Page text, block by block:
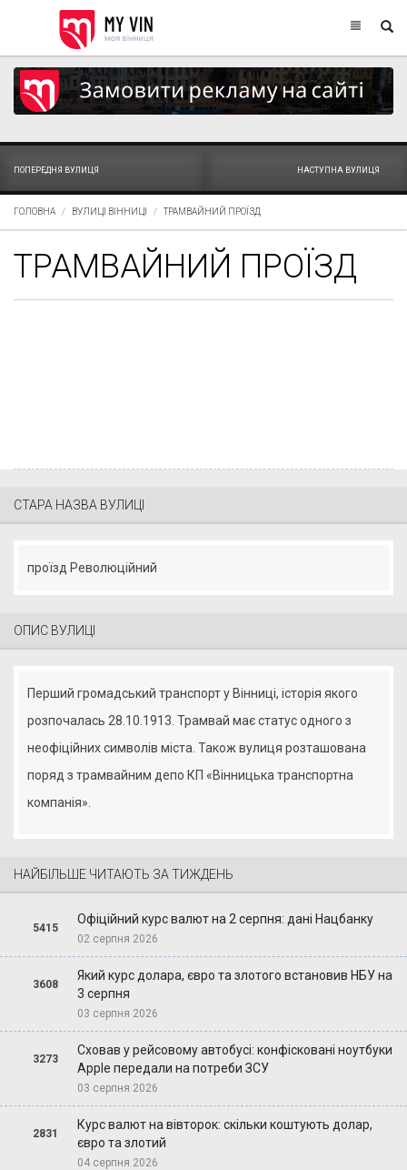
ПОПЕРЕДНЯ ВУЛИЦЯ НАСТУПНА ВУЛИЦЯ
ГОЛОВНА ВУЛИЦІ ВІННИЦІ ТРАМВАЙНИЙ ПРОЇЗД
ТРАМВАЙНИЙ ПРОЇЗД
СТАРА НАЗВА ВУЛИЦІ
проїзд Революційний
ОПИС ВУЛИЦІ
Перший громадський транспорт у Вінниці, історія якого
розпочалась 28.10.1913. Трамвай має статус одного з
неофіційних символів міста. Також вулиця розташована
поряд з трамвайним депо КП «Вінницька транспортна
компанія».
НАЙБІЛЬШЕ ЧИТАЮТЬ ЗА ТИЖДЕНЬ
5415
Офіційний курс валют на 2 серпня: дані Нацбанку
02 серпня 2026
3608
Який курс долара, євро та злотого встановив НБУ на
3 серпня
03 серпня 2026
3273
Сховав у рейсовому автобусі: конфісковані ноутбуки
Apple передали на потреби ЗСУ
03 серпня 2026
2831
Курс валют на вівторок: скільки коштують долар,
євро та злотий
04 серпня 2026